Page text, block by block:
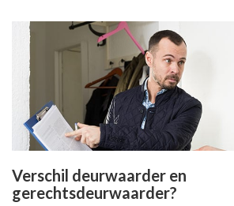
Verschil deurwaarder en
gerechtsdeurwaarder?